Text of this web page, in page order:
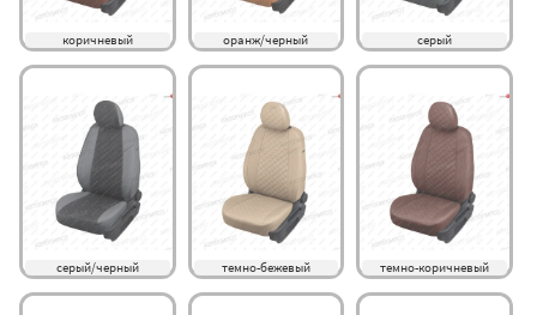
коричневый оранж/черный серый
серый/черный темно-бежевый темно-коричневый